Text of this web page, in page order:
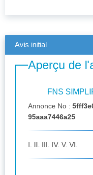
Avis initial
Aperçu de
FNS
Annonce No :
95aaa7446a25
I. II. III. IV. V. VI.